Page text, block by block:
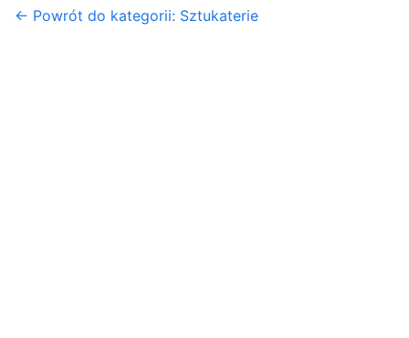
← Powrót do kategorii: Sztukaterie